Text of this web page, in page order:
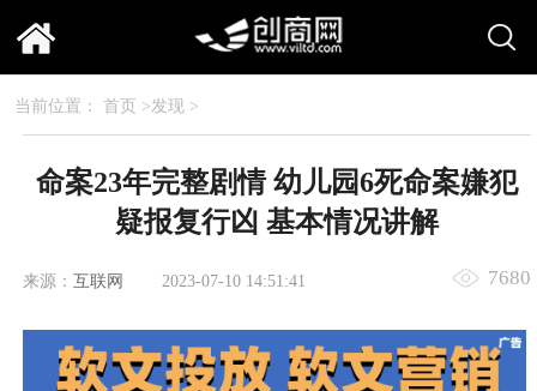
当前位置： 首页 >发现>
命案23年完整剧情 幼儿园6死命案嫌犯
疑报复行凶 基本情况讲解
来源： 互联网 2023-07-10 14:51:41 7680